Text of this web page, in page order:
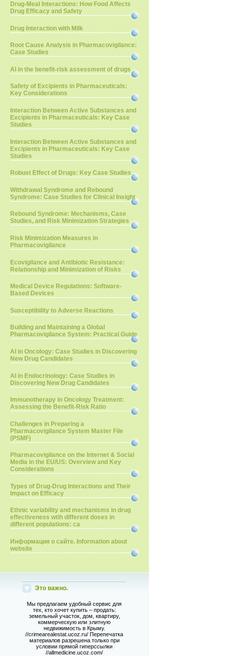
Drug-Meal Interactions: How Food Affects
Drug Efficacy and Safety
Drug Interaction with Milk
Root Cause Analysis in Pharmacovigilance:
Case Studies
AI in the benefit-risk assessment of drugs
Safety of Excipients in Pharmaceuticals:
Key Considerations
Interaction Between Active Substances and
Excipients in Pharmaceuticals: Key Case
Studies
Interaction Between Active Substances and
Excipients in Pharmaceuticals: Key Case
Studies
Robust Effect of Drugs: Key Case Studies
Withdrawal Syndrome and Rebound
Syndrome: Case Studies for Clinical Insight
Rebound Syndrome: Mechanisms, Case
Studies, and Risk Minimization Strategies
Risk Minimization Measures in
Pharmacovigilance
Ecovigilance and Antibiotic Resistance:
Relationship and Minimization of Risks
Medical Device Regulations: Software-
Based Devices
Susceptibility to Adverse Reactions
Building and Maintaining a Global
Pharmacovigilance System: Practical Guide
AI in Oncology: Case Studies in Discovering
New Drug Candidates
AI in Endocrinology: Case Studies in
Discovering New Drug Candidates
Immunotherapy in Oncology Treatment:
Assessing the Benefit-Risk Ratio
Challenges in Preparing a
Pharmacovigilance System Master File
(PSMF)
Pharmacovigilance on the Internet & Social
Media in the EU/US: Overview and Key
Considerations
Types of Drug-Drug Interactions and Their
Impact on Efficacy
Ethnic variability and mechanisms in drug
effectiveness wtih different doses in
different populations: ca
Информация о сайте. Information about
website
Это важно.
Мы предлагаем удобный сервис для
тех, кто хочет купить – продать:
земельный участок, дом, квартиру,
коммерческую или элитную
недвижимость в Крыму.
//crimearealestat.ucoz.ru/ Перепечатка
материалов разрешена только при
условии прямой гиперссылки
//allmedicine.ucoz.com/